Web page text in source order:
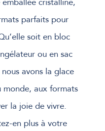
parfaits pour
soit en bloc
ou en sac
avons la glace
monde, aux formats
la joie de vivre.
en plus à votre